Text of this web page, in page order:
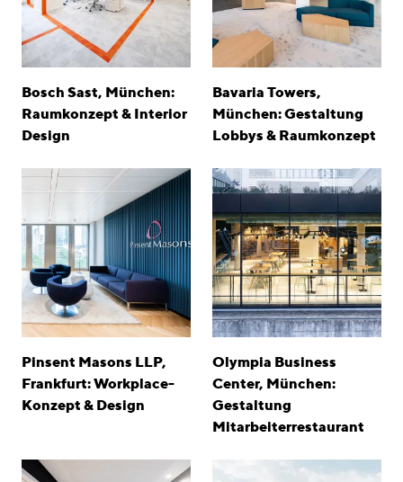
Bosch Sast, München:
Raumkonzept & Interior
Design
Bavaria Towers,
München: Gestaltung
Lobbys & Raumkonzept
Pinsent Masons LLP,
Frankfurt: Workplace-
Konzept & Design
Olympia Business
Center, München:
Gestaltung
Mitarbeiterrestaurant